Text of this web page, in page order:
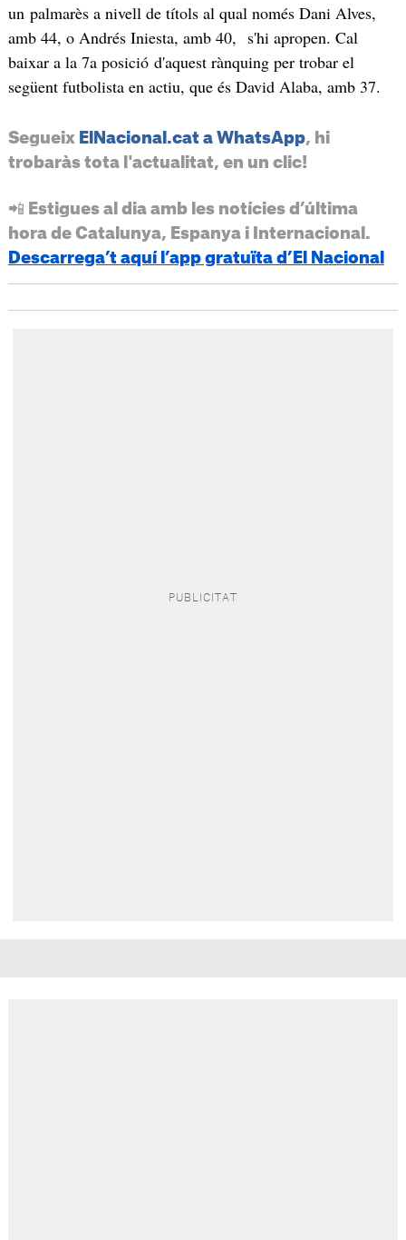
un palmarès a nivell de títols al qual només Dani Alves,
amb 44, o Andrés Iniesta, amb 40, s'hi apropen. Cal
baixar a la 7a posició d'aquest rànquing per trobar el
següent futbolista en actiu, que és David Alaba, amb 37.
Segueix ElNacional.cat a WhatsApp, hi
trobaràs tota l'actualitat, en un clic!
📲 Estigues al dia amb les notícies d’última
hora de Catalunya, Espanya i Internacional.
Descarrega’t aquí l’app gratuïta d’El Nacional